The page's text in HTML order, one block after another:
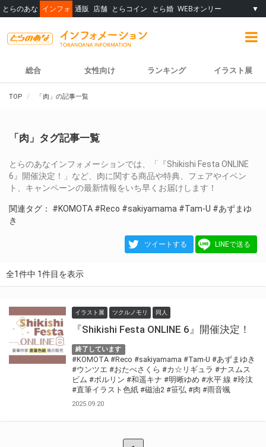
とらのあな インフォ 通販 店舗 とらコイン とら婚 WEBオンリー ▼
総合 女性向け ランキング イラスト展
TOP 「肉」の記事一覧
「肉」タグ記事一覧
とらのあなインフォメーションでは、「『Shikishi Festa ONLINE
6』開催決定！」など、肉に関する商品や特典、フェアやイベン
ト、キャンペーンの最新情報をいち早くお届けします！
関連タグ： #KOMOTA #Reco #sakiyamama #Tam-U #あずまゆ
き
ツイートする LINEで送る
全1件中 1件目を表示
イラスト展 ツクルノモリ 同人
『Shikishi Festa ONLINE 6』開催決定！
終了しています
#KOMOTA #Reco #sakiyamama #Tam-U #あずまゆき
#ウンツエ #おたべさくら #カ☆リギュラ #ナスムス
ビム #ポルリン #和遥キナ #明晰ゆめ #水平 線 #玲汰
#直筆イラスト色紙 #磁油2 #笹弘 #肉 #雨音颯
2025.09.20